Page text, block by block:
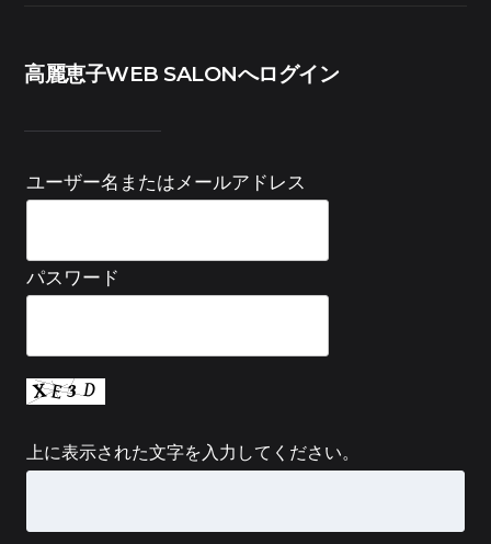
高麗恵子WEB SALONへログイン
ユーザー名またはメールアドレス
パスワード
上に表示された文字を入力してください。